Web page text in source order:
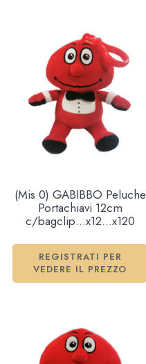
(Mis 0) GABIBBO Peluche
Portachiavi 12cm
c/bagclip…x12…x120
REGISTRATI PER
VEDERE IL PREZZO